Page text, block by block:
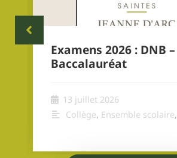
Examens 2026 : DNB –
Baccalauréat
13 juillet 2026
Collège, Ensemble scolaire,